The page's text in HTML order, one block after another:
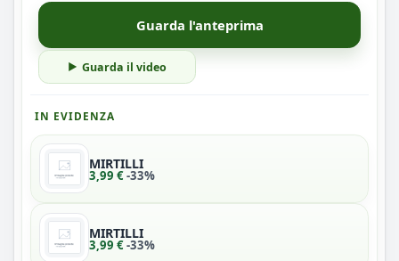
Guarda l'anteprima
Guarda il video
IN EVIDENZA
MIRTILLI
3,99 €-33%
MIRTILLI
3,99 €-33%